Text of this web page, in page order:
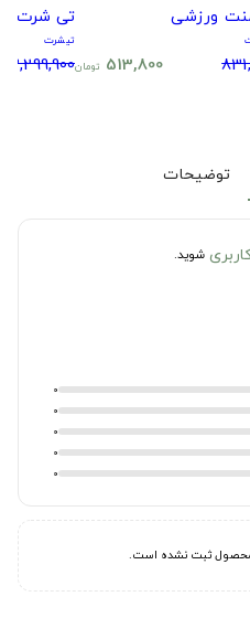
ورزشی
513,800 تومان
تی شرت
تیشرت
2,299,900
توضیحات
شوید.
0
0
0
0
0
محصول ثبت نشده است.